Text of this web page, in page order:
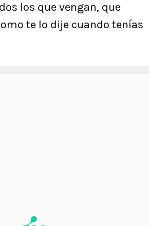
los que vengan, que
te lo dije cuando tenías